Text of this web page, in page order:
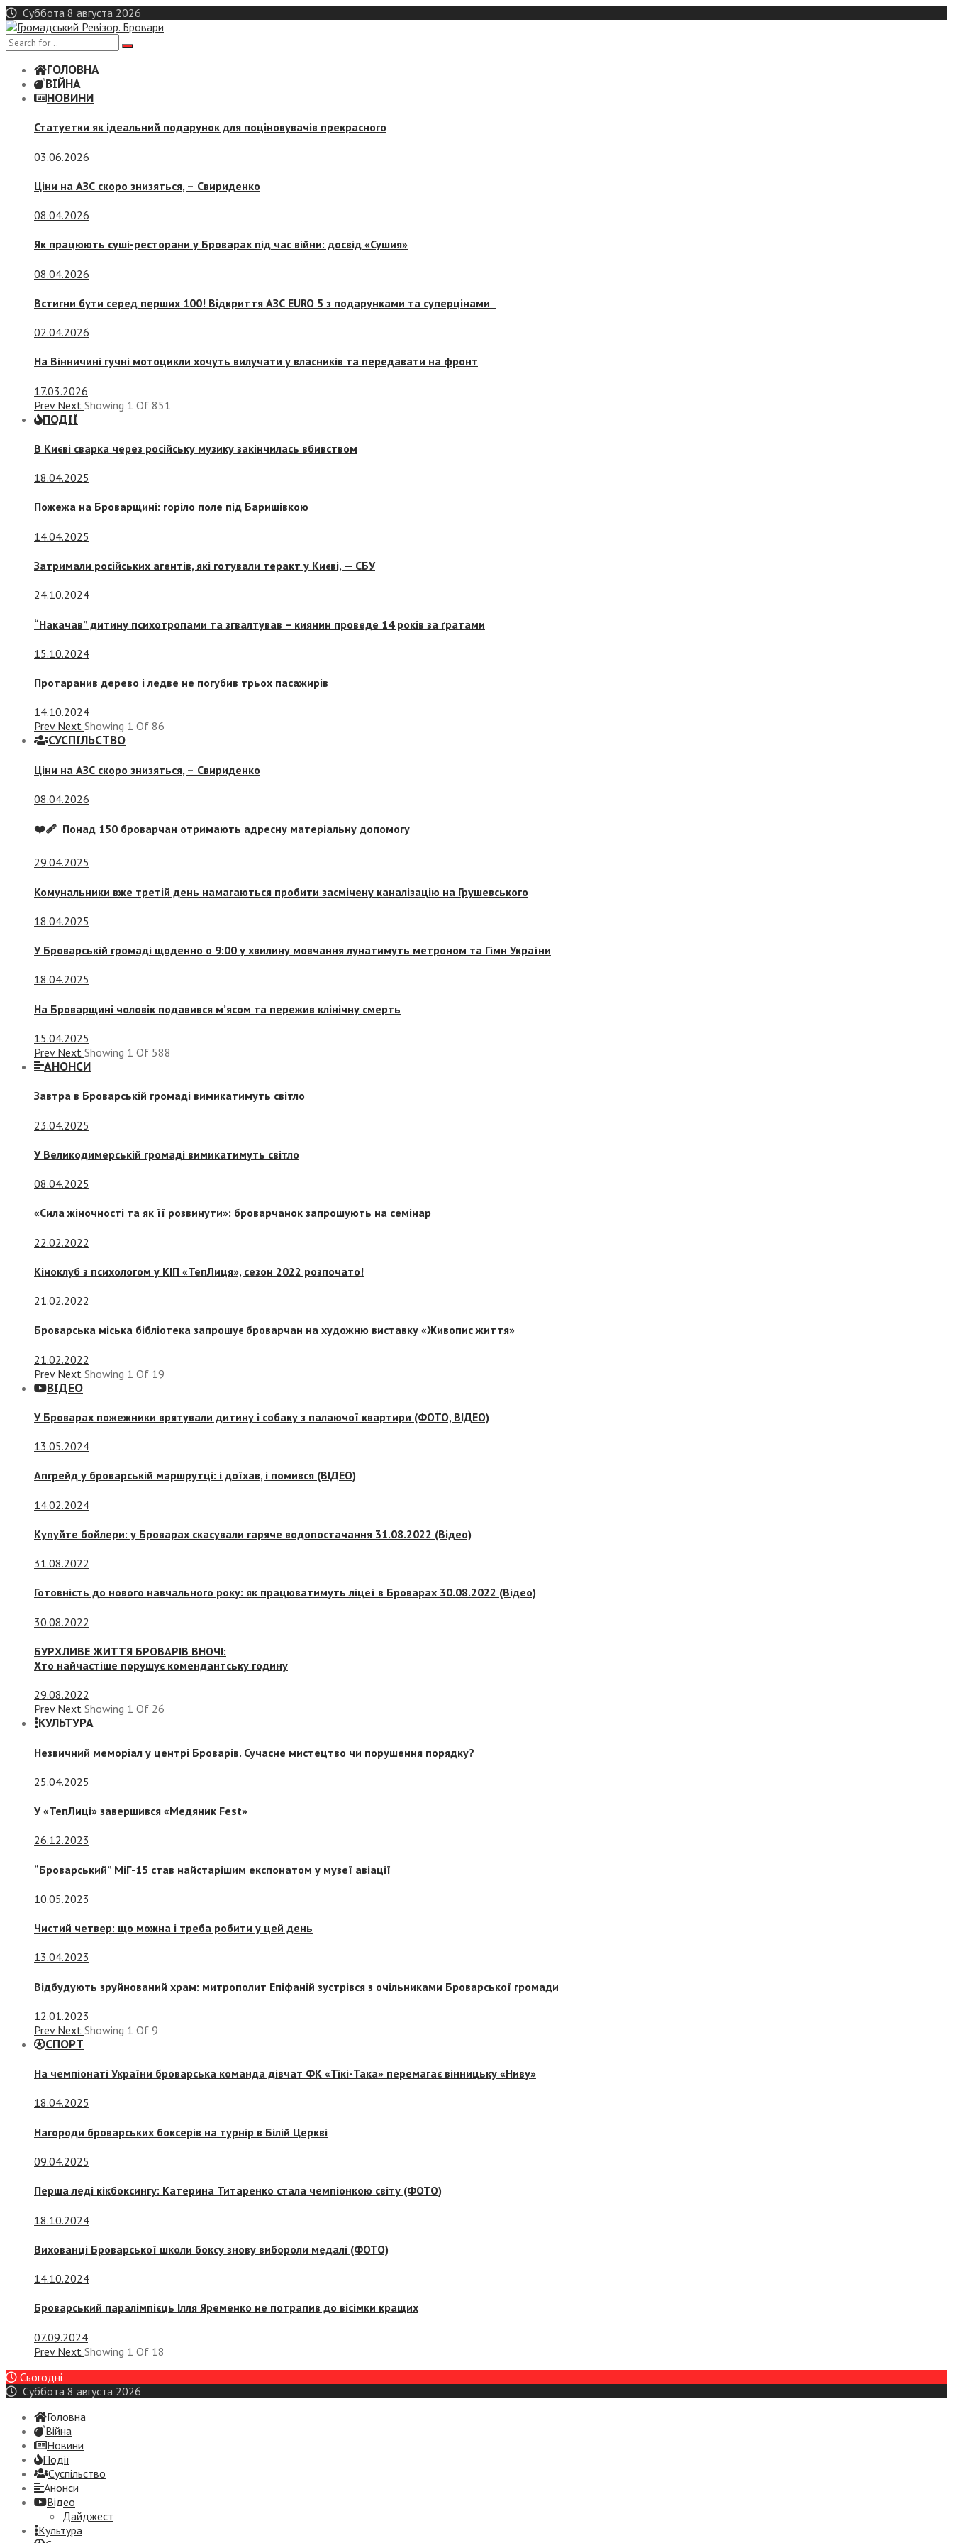
Skip
to
content
Суббота 8 августа 2026
ГОЛОВНА
ВІЙНА
НОВИНИ
Статуетки як ідеальний подарунок для поціновувачів прекрасного
03.06.2026
Ціни на АЗС скоро знизяться, – Свириденко
08.04.2026
Як працюють суші-ресторани у Броварах під час війни: досвід «Сушия»
08.04.2026
Встигни бути серед перших 100! Відкриття АЗС EURO 5 з подарунками та суперцінами
02.04.2026
На Вінничині гучні мотоцикли хочуть вилучати у власників та передавати на фронт
17.03.2026
Prev Next Showing 1 Of 851
ПОДІЇ
В Києві сварка через російську музику закінчилась вбивством
18.04.2025
Пожежа на Броварщині: горіло поле під Баришівкою
14.04.2025
Затримали російських агентів, які готували теракт у Києві, — СБУ
24.10.2024
“Накачав” дитину психотропами та згвалтував – киянин проведе 14 років за ґратами
15.10.2024
Протаранив дерево і ледве не погубив трьох пасажирів
14.10.2024
Prev Next Showing 1 Of 86
СУСПIЛЬСТВО
Ціни на АЗС скоро знизяться, – Свириденко
08.04.2026
❤️‍🩹 Понад 150 броварчан отримають адресну матеріальну допомогу
29.04.2025
Комунальники вже третій день намагаються пробити засмічену каналізацію на Грушевського
18.04.2025
У Броварській громаді щоденно о 9:00 у хвилину мовчання лунатимуть метроном та Гімн України
18.04.2025
На Броварщині чоловік подавився м’ясом та пережив клінічну смерть
15.04.2025
Prev Next Showing 1 Of 588
АНОНСИ
Завтра в Броварській громаді вимикатимуть світло
23.04.2025
У Великодимерській громаді вимикатимуть світло
08.04.2025
«Сила жіночності та як її розвинути»: броварчанок запрошують на семінар
22.02.2022
Кіноклуб з психологом у КІП «ТепЛиця», сезон 2022 розпочато!
21.02.2022
Броварська міська бібліотека запрошує броварчан на художню виставку «Живопис життя»
21.02.2022
Prev Next Showing 1 Of 19
ВІДЕО
У Броварах пожежники врятували дитину і собаку з палаючої квартири (ФОТО, ВІДЕО)
13.05.2024
Апгрейд у броварській маршрутці: і доїхав, і помився (ВІДЕО)
14.02.2024
Купуйте бойлери: у Броварах скасували гаряче водопостачання 31.08.2022 (Відео)
31.08.2022
Готовність до нового навчального року: як працюватимуть ліцеї в Броварах 30.08.2022 (Відео)
30.08.2022
БУРХЛИВЕ ЖИТТЯ БРОВАРІВ ВНОЧІ:
Хто найчастіше порушує комендантську годину
29.08.2022
Prev Next Showing 1 Of 26
КУЛЬТУРА
Незвичний меморіал у центрі Броварів. Сучасне мистецтво чи порушення порядку?
25.04.2025
У «ТепЛиці» завершився «Медяник Fest»
26.12.2023
“Броварський” МіГ-15 став найстарішим експонатом у музеї авіації
10.05.2023
Чистий четвер: що можна і треба робити у цей день
13.04.2023
Відбудують зруйнований храм: митрополит Епіфаній зустрівся з очільниками Броварської громади
12.01.2023
Prev Next Showing 1 Of 9
СПОРТ
На чемпіонаті України броварська команда дівчат ФК «Тікі-Така» перемагає вінницьку «Ниву»
18.04.2025
Нагороди броварських боксерів на турнір в Білій Церкві
09.04.2025
Перша леді кікбоксингу: Катерина Титаренко стала чемпіонкою світу (ФОТО)
18.10.2024
Вихованці Броварської школи боксу знову вибороли медалі (ФОТО)
14.10.2024
Броварський паралімпієць Ілля Яременко не потрапив до вісімки кращих
07.09.2024
Prev Next Showing 1 Of 18
Сьогодні
Суббота 8 августа 2026
Головна
Війна
Новини
Події
Суспiльство
Анонси
Відео
Дайджест
Культура